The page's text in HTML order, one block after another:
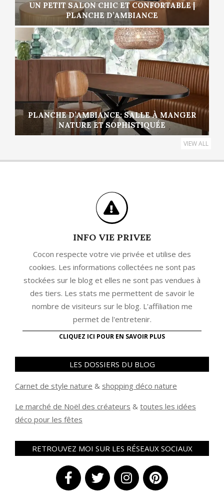
UN PETIT SALON CHIC ET CONFORTABLE |
PLANCHE D’AMBIANCE
PLANCHE D’AMBIANCE: SALLE À MANGER
NATURE ET SOPHISTIQUÉE
VIEW ALL
INFO VIE PRIVEE
Cocon respecte votre vie privée et utilise des
cookies. Les informations collectées ne sont pas
stockées sur le blog et elles ne sont pas vendues à
des tiers. Les stats me permettent de savoir le
nombre de visiteurs sur le blog. L'affiliation me
permet de l'entretenir.
CLIQUEZ ICI POUR EN SAVOIR PLUS
LES DOSSIERS DU BLOG
Carnet de style nature & shopping déco nature
Le marché de Noël des créateurs & toutes les idées
déco pour les fêtes
RETROUVEZ MOI SUR LES RÉSEAUX SOCIAUX